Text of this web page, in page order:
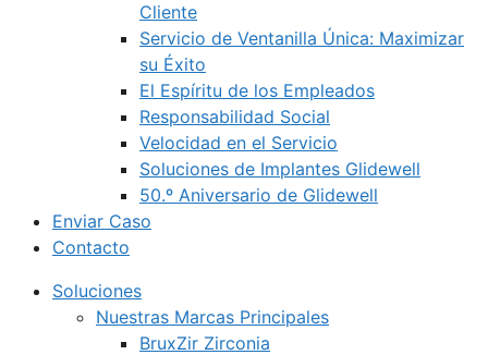
Cliente
Servicio de Ventanilla Única: Maximizar
su Éxito
El Espíritu de los Empleados
Responsabilidad Social
Velocidad en el Servicio
Soluciones de Implantes Glidewell
50.º Aniversario de Glidewell
Enviar Caso
Contacto
Soluciones
Nuestras Marcas Principales
BruxZir Zirconia